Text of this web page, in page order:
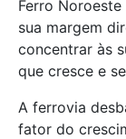
Ferro
sua margem
concentrar às
que cresce e
A ferrovia
fator do